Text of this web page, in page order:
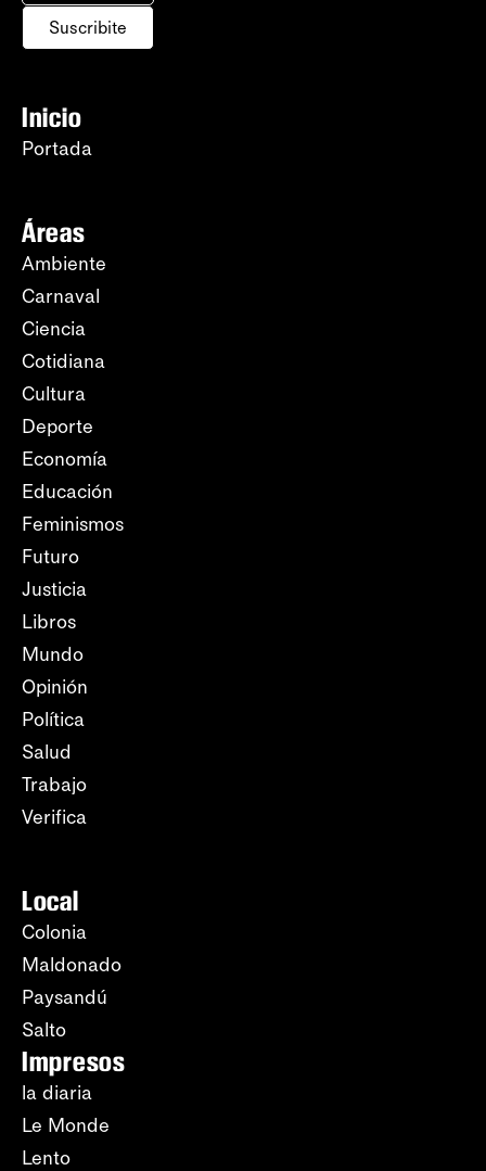
Suscribite
Inicio
Portada
Áreas
Ambiente
Carnaval
Ciencia
Cotidiana
Cultura
Deporte
Economía
Educación
Feminismos
Futuro
Justicia
Libros
Mundo
Opinión
Política
Salud
Trabajo
Verifica
Local
Colonia
Maldonado
Paysandú
Salto
Impresos
la diaria
Le Monde
Lento